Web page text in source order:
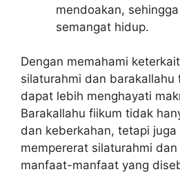
mendoakan,
semangat hidup.
Dengan memahami
silaturahmi dan barakallahu
dapat lebih menghayati
Barakallahu fiikum tidak
dan keberkahan, tetapi
mempererat silaturahmi
manfaat-manfaat yang